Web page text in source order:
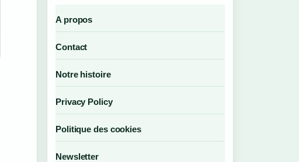
A propos
Contact
Notre histoire
Privacy Policy
Politique des cookies
Newsletter